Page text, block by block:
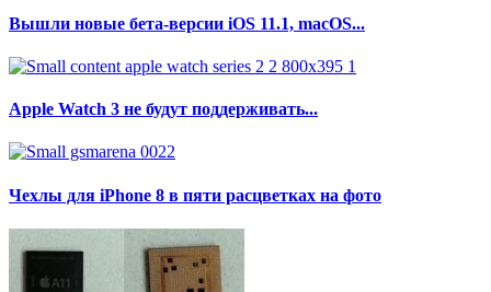
Вышли новые бета-версии iOS 11.1, macOS...
Apple Watch 3 не будут поддерживать...
Чехлы для iPhone 8 в пяти расцветках на фото